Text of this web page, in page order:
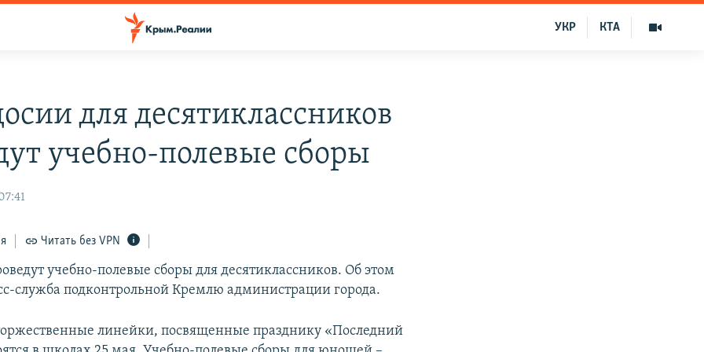
КТА
УКР
для десятиклассников
учебно-полевые сборы
Читать без VPN
учебно-полевые сборы для десятиклассников. Об этом
служба подконтрольной Кремлю администрации города.
линейки, посвященные празднику «Последний